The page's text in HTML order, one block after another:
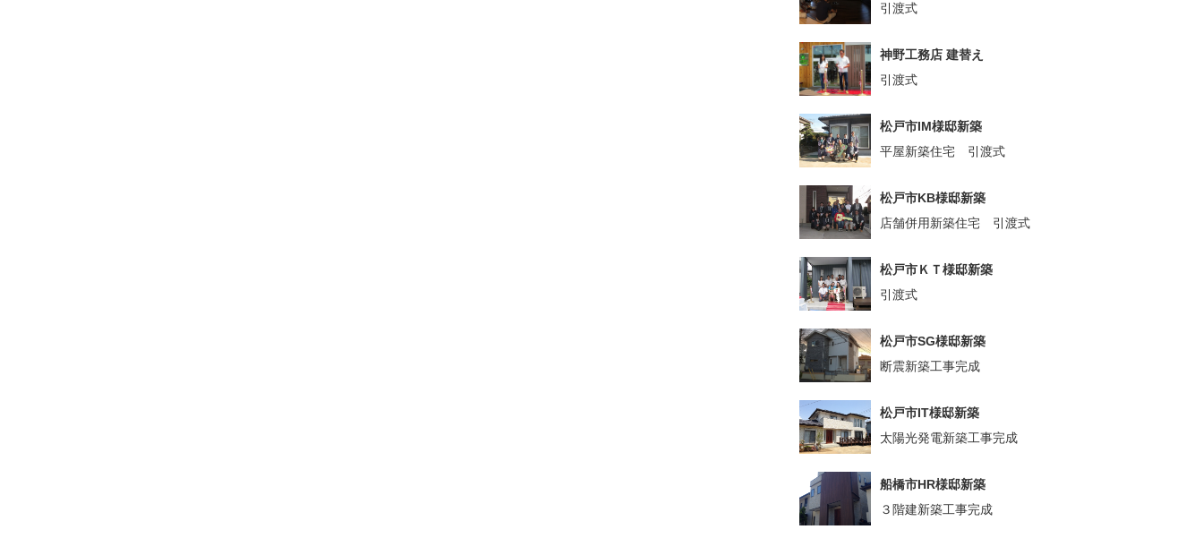
引渡式
神野工務店 建替え
引渡式
松戸市IM様邸新築
平屋新築住宅 引渡式
松戸市KB様邸新築
店舗併用新築住宅 引渡式
松戸市ＫＴ様邸新築
引渡式
松戸市SG様邸新築
断震新築工事完成
松戸市IT様邸新築
太陽光発電新築工事完成
船橋市HR様邸新築
３階建新築工事完成